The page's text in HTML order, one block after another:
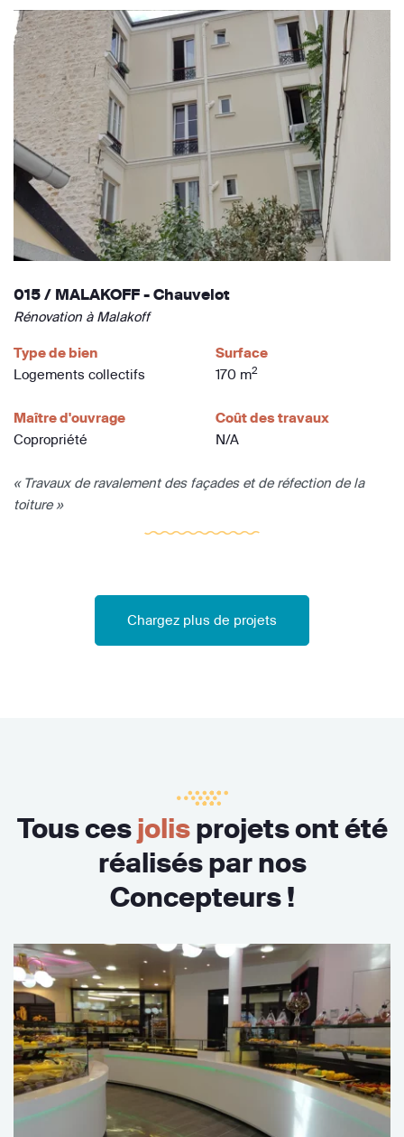
015 / MALAKOFF - Chauvelot
Rénovation à Malakoff
Type de bien
Logements collectifs
Surface
170 m2
Maître d'ouvrage
Copropriété
Coût des travaux
N/A
« Travaux de ravalement des façades et de réfection de la
toiture »
Chargez plus de projets
Tous cesjolisprojets ont été
réalisés par nos
Concepteurs !